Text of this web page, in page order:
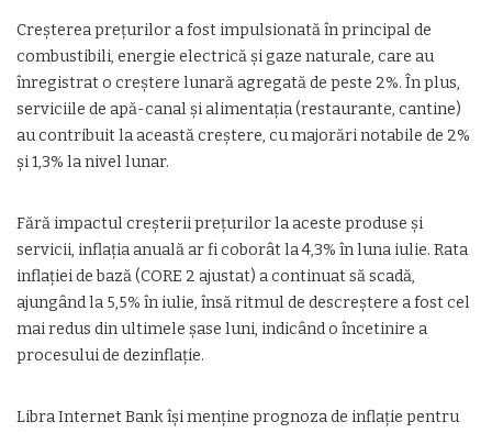
Creșterea prețurilor a fost impulsionată în principal de
combustibili, energie electrică și gaze naturale, care au
înregistrat o creștere lunară agregată de peste 2%. În plus,
serviciile de apă-canal și alimentația (restaurante, cantine)
au contribuit la această creștere, cu majorări notabile de 2%
și 1,3% la nivel lunar.
Fără impactul creșterii prețurilor la aceste produse și
servicii, inflația anuală ar fi coborât la 4,3% în luna iulie. Rata
inflației de bază (CORE 2 ajustat) a continuat să scadă,
ajungând la 5,5% în iulie, însă ritmul de descreștere a fost cel
mai redus din ultimele șase luni, indicând o încetinire a
procesului de dezinflație.
Libra Internet Bank își menține prognoza de inflație pentru